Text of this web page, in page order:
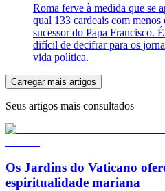
Roma ferve à medida que se
qual 133 cardeais com menos
sucessor do Papa Francisco.
difícil de decifrar para os
vida política.
Carregar mais artigos
Seus artigos mais consultados
Os Jardins do Vaticano
espiritualidade mariana